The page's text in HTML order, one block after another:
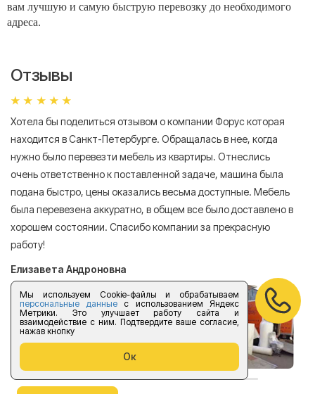
Мы используем Cookie-файлы и обрабатываем
персональные данныес использованием Яндекс
Метрики. Это улучшает работу сайта и
взаимодействие с ним. Подтвердите ваше согласие,
нажав кнопку
Ок
вам лучшую и самую быструю перевозку до необходимого
адреса.
Отзывы
Хотела бы поделиться отзывом о компании Форус которая
находится в Санкт-Петербурге. Обращалась в нее, когда
нужно было перевезти мебель из квартиры. Отнеслись
очень ответственно к поставленной задаче, машина была
подана быстро, цены оказались весьма доступные. Мебель
была перевезена аккуратно, в общем все было доставлено в
хорошем состоянии. Спасибо компании за прекрасную
работу!
Елизавета Андроновна